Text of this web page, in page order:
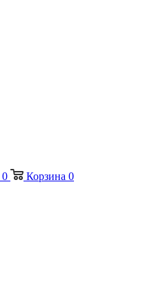
0 Корзина 0